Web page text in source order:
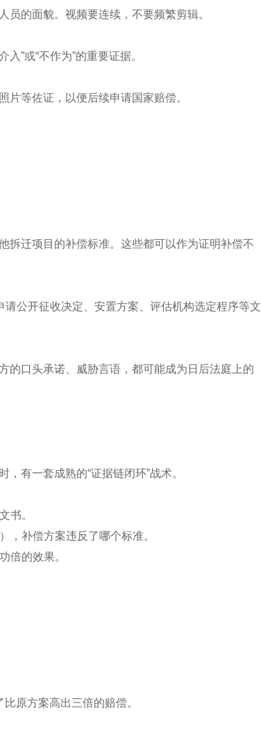
的面貌。视频要连续，不要频繁剪辑。
”或“不作为”的重要证据。
等佐证，以便后续申请国家赔偿。
拆迁项目的补偿标准。这些都可以作为证明补偿不
公开征收决定、安置方案、评估机构选定程序等文
的口头承诺、威胁言语，都可能成为日后法庭上的
有一套成熟的“证据链闭环”战术。
书。
，补偿方案违反了哪个标准。
倍的效果。
原方案高出三倍的赔偿。